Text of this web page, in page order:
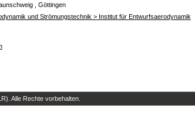
, Göttingen
und Strömungstechnik > Institut für Entwurfsaerodynamik
Alle Rechte vorbehalten.